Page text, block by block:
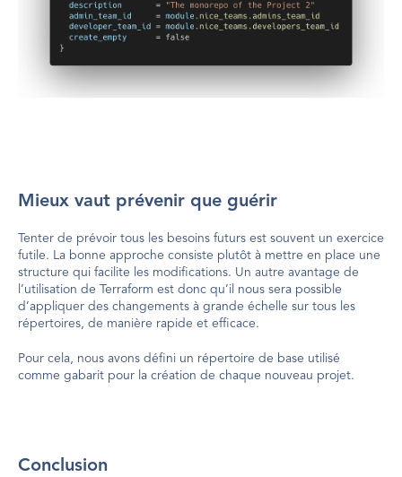
Mieux vaut prévenir que guérir
Tenter de prévoir tous les besoins futurs est souvent un exercice
futile. La bonne approche consiste plutôt à mettre en place une
structure qui facilite les modifications. Un autre avantage de
l’utilisation de Terraform est donc qu’il nous sera possible
d’appliquer des changements à grande échelle sur tous les
répertoires, de manière rapide et efficace.
Pour cela, nous avons défini un répertoire de base utilisé
comme gabarit pour la création de chaque nouveau projet.
Conclusion